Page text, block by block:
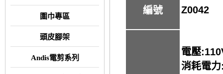
圍巾專區
頭皮腳架
Andis電剪系列
編號 Z0042
電壓
消耗電